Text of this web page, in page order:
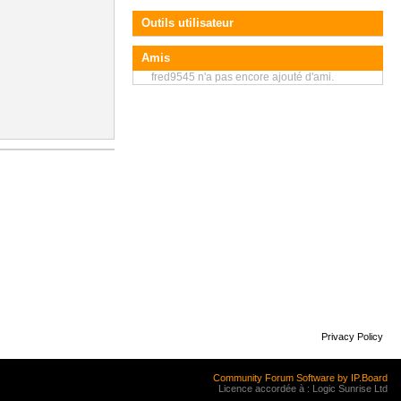
Outils utilisateur
Amis
fred9545 n'a pas encore ajouté d'ami.
Privacy Policy
Community Forum Software by IP.Board
Licence accordée à : Logic Sunrise Ltd